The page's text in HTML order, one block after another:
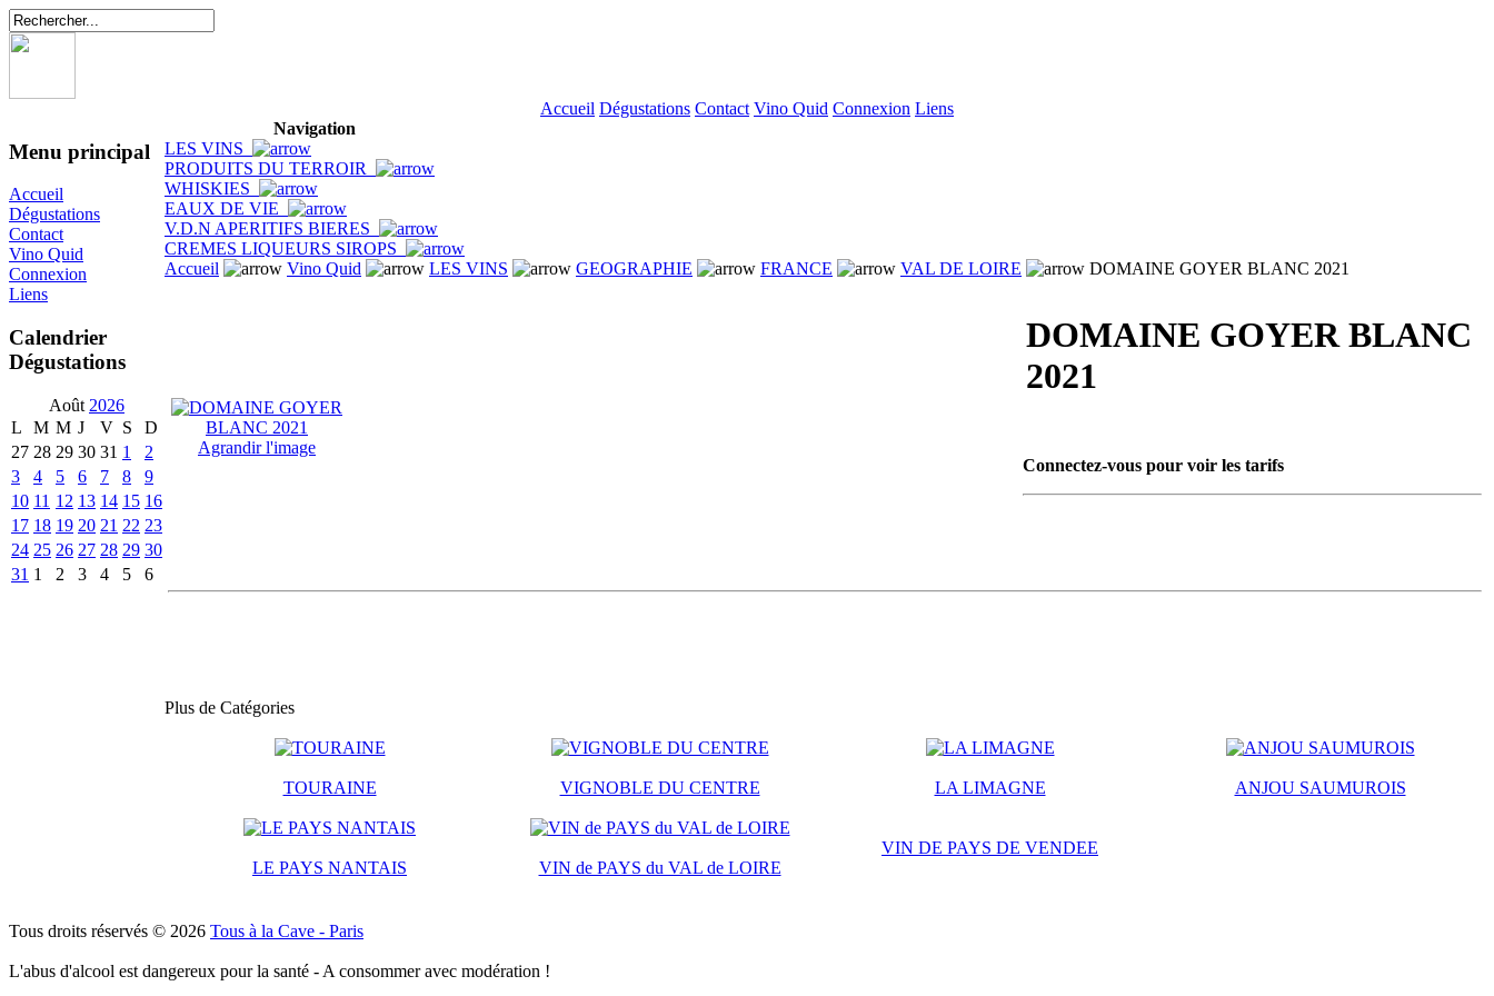
Accueil Dégustations Contact Vino Quid Connexion Liens
Menu principal
Accueil
Dégustations
Contact
Vino Quid
Connexion
Liens
Calendrier
Dégustations
Août 2026
L
M M J V S
D
27 28 29 30 31 1
2
3
4 5 6 7 8
9
10 11 12 13 14 15 16
17 18 19 20 21 22 23
24 25 26 27 28 29 30
31 1 2 3 4 5 6
Navigation
LES VINS
PRODUITS DU TERROIR
WHISKIES
EAUX DE VIE
V.D.N APERITIFS BIERES
CREMES LIQUEURS SIROPS
Accueil
Vino Quid LES VINS GEOGRAPHIE FRANCE VAL DE LOIRE DOMAINE GOYER BLANC 2021
Agrandir l'image
DOMAINE GOYER BLANC
2021
Connectez-vous pour voir les tarifs
Plus de Catégories
TOURAINE VIGNOBLE DU CENTRE LA LIMAGNE ANJOU SAUMUROIS
LE PAYS NANTAIS VIN de PAYS du VAL de LOIRE
VIN DE PAYS DE VENDEE
Tous droits réservés © 2026 Tous à la Cave - Paris
L'abus d'alcool est dangereux pour la santé - A consommer avec modération !